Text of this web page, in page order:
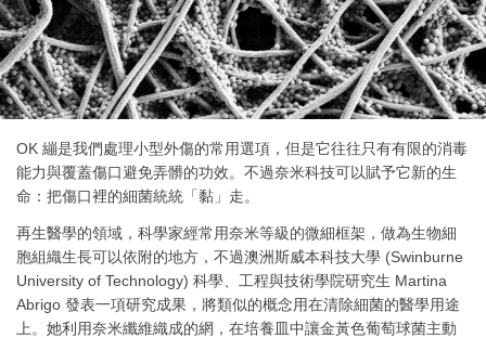
OK 繃是我們處理小型外傷的常用選項，但是它往往只有有限的消毒
能力與覆蓋傷口避免弄髒的功效。不過奈米科技可以賦予它新的生
命：把傷口裡的細菌統統「黏」走。
再生醫學的領域，科學家經常用奈米等級的微細框架，做為生物細
胞組織生長可以依附的地方，不過澳洲斯威本科技大學 (Swinburne
University of Technology) 科學、工程與技術學院研究生 Martina
Abrigo 發表一項研究成果，將類似的概念用在清除細菌的醫學用途
上。她利用奈米纖維織成的網，在培養皿中讓金黃色葡萄球菌主動